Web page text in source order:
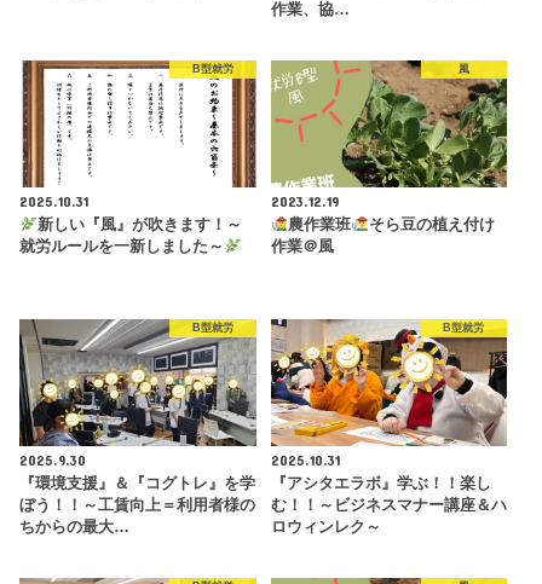
作業、協…
B型就労
2025.10.31
新しい『風』が吹きます！～
就労ルールを一新しました～
風
2023.12.19
農作業班
そら豆の植え付け
作業＠風
B型就労
2025.9.30
『環境支援』＆『コグトレ』を学
ぼう！！～工賃向上＝利用者様の
ちからの最大…
B型就労
2025.10.31
『アシタエラボ』学ぶ！！楽し
む！！～ビジネスマナー講座＆ハ
ロウィンレク～